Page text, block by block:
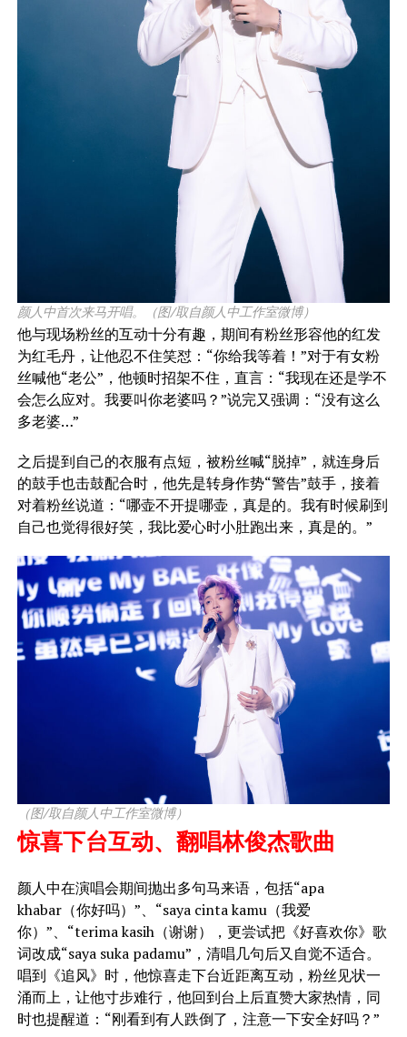
颜人中首次来马开唱。（图/取自颜人中工作室微博）
他与现场粉丝的互动十分有趣，期间有粉丝形容他的红发
为红毛丹，让他忍不住笑怼：“你给我等着！”对于有女粉
丝喊他“老公”，他顿时招架不住，直言：“我现在还是学不
会怎么应对。我要叫你老婆吗？”说完又强调：“没有这么
多老婆…”
之后提到自己的衣服有点短，被粉丝喊“脱掉”，就连身后
的鼓手也击鼓配合时，他先是转身作势“警告”鼓手，接着
对着粉丝说道：“哪壶不开提哪壶，真是的。我有时候刷到
自己也觉得很好笑，我比爱心时小肚跑出来，真是的。”
（图/取自颜人中工作室微博）
惊喜下台互动、翻唱林俊杰歌曲
颜人中在演唱会期间抛出多句马来语，包括“apa
khabar（你好吗）”、“saya cinta kamu（我爱
你）”、“terima kasih（谢谢），更尝试把《好喜欢你》歌
词改成“saya suka padamu”，清唱几句后又自觉不适合。
唱到《追风》时，他惊喜走下台近距离互动，粉丝见状一
涌而上，让他寸步难行，他回到台上后直赞大家热情，同
时也提醒道：“刚看到有人跌倒了，注意一下安全好吗？”